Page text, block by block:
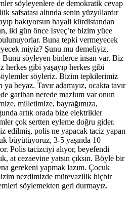
söyleyenlere de demokratik cevap
safsatası altında senin yüzyıllardır
bakıyorsun hayali kürdistandan
iki gün önce İsveç’te bizim yüce
Buna tepki vermeyecek
miyiz? Şunu mu demeliyiz,
söyleyen binlerce insan var. Biz
gibi yaşayıp herkes gibi
söyleriz. Bizim tepkilerimiz
beyaz. Tavır adamıyız, ocakta tavır
gariban nerede mazlum var onun
milletimize, bayrağımıza,
artık orada bize elektrikler
çok sertten eyleme doğru gider.
edilmiş, polis ne yapacak taciz yapan
büyütüyoruz, 3-5 yaşında 10
Polis tacizciyi alıyor, beyefendi
at cezaevine yatsın çıksın. Böyle bir
gerekeni yapmak lazım. Çocuk
nezdimizde mütevazilik hiçbir
söylemekten geri durmayız.